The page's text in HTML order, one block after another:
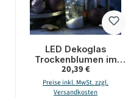
LED Dekoglas
Trockenblumen im
Schnee -
Stabkerzenhalter - 10
warmweiße LED - H:
Regulärer Preis:
20,39 €
Preise inkl. MwSt. zzgl.
Versandkosten